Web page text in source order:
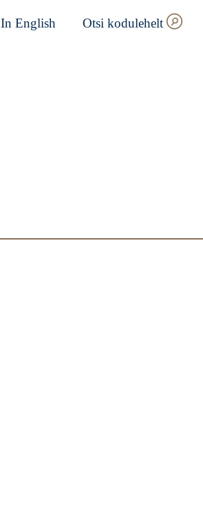
In English Otsi kodulehelt